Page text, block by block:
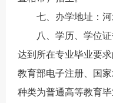
七、办学地址：
八、学历、学位
达到所在专业毕业要
教育部电子注册、国
种类为普通高等教育